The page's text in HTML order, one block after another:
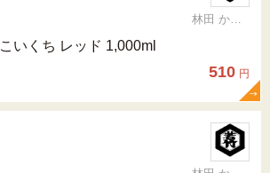
林田 かおり
こいくち レッド 1,000ml
510 円